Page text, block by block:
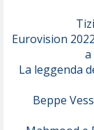
Eurovision
a
La leggenda
Beppe